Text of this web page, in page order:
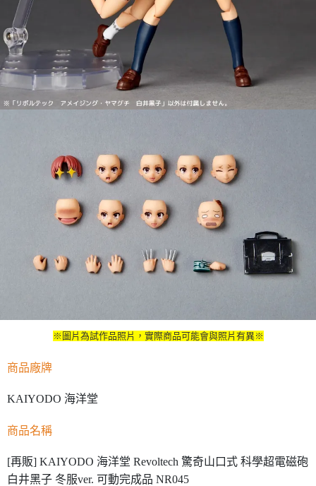
※圖片為試作品照片，實際商品可能會與照片有異※
商品廠牌
KAIYODO 海洋堂
商品名稱
[再販] KAIYODO 海洋堂 Revoltech 驚奇山口式 科學超電磁砲
白井黑子 冬服ver. 可動完成品 NR045